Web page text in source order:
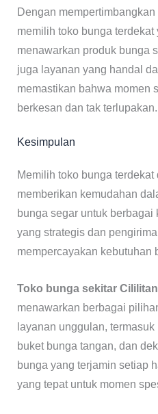
Dengan
memilih toko bunga terdekat
menawarkan produk bunga
juga layanan yang handal
memastikan bahwa momen
berkesan dan tak terlupakan.
Kesimpulan
Memilih toko bunga
memberikan kemudahan
bunga segar untuk
yang strategis dan
mempercayakan kebutuhan
Toko bunga sekitar
menawarkan berbagai
layanan unggulan,
buket bunga tangan, dan
bunga yang terjamin setiap
yang tepat untuk momen